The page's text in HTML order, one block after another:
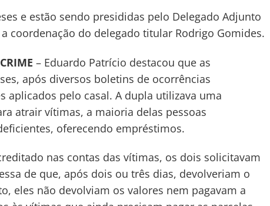
e estão sendo presididas pelo Delegado Adjunto
coordenação do delegado titular Rodrigo Gomides.
– Eduardo Patrício destacou que as
após diversos boletins de ocorrências
aplicados pelo casal. A dupla utilizava uma
atrair vítimas, a maioria delas pessoas
oferecendo empréstimos.
nas contas das vítimas, os dois solicitavam
de que, após dois ou três dias, devolveriam o
eles não devolviam os valores nem pagavam a